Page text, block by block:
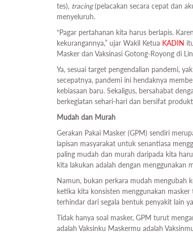
tes), tracing(pelacakan secara cepat dan
menyeluruh.
“Pagar pertahanan kita harus berlapis.
kekurangannya,” ujar Wakil Ketua KADIN
Masker dan Vaksinasi Gotong-Royong di
Ya, sesuai target pengendalian pandemi,
secepatnya, pandemi ini hendaknya
kebiasaan baru. Sekaligus, bersahabat
berkegiatan sehari-hari dan bersifat
Mudah dan Murah
Gerakan Pakai Masker (GPM) sendiri
lapisan masyarakat untuk senantiasa
paling mudah dan murah daripada kita
kita lakukan adalah dengan menggunakan
Namun, bukan perkara mudah mengubah
ketika kita konsisten menggunakan
terhindar dari segala bentuk penyakit lain
Tidak hanya soal masker, GPM turut
adalah Vaksinku Maskermu adalah